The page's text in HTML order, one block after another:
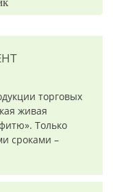
торговых
живая
Только
сроками –